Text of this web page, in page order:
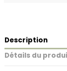
Description
Détails du